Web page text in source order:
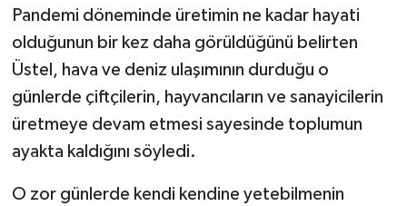
Pandemi döneminde üretimin ne kadar hayati
olduğunun bir kez daha görüldüğünü belirten
Üstel, hava ve deniz ulaşımının durduğu o
günlerde çiftçilerin, hayvancıların ve sanayicilerin
üretmeye devam etmesi sayesinde toplumun
ayakta kaldığını söyledi.
O zor günlerde kendi kendine yetebilmenin